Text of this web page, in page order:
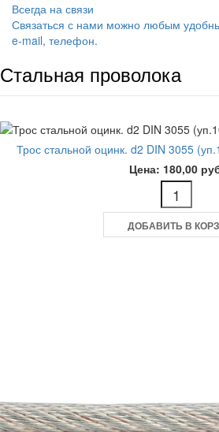
Всегда на связи
Связаться с нами можно любым
e-mail, телефон.
Стальная проволока
Трос стальной оцинк. d2 DIN 3055
Цена: 180,00
ДОБАВИТЬ В